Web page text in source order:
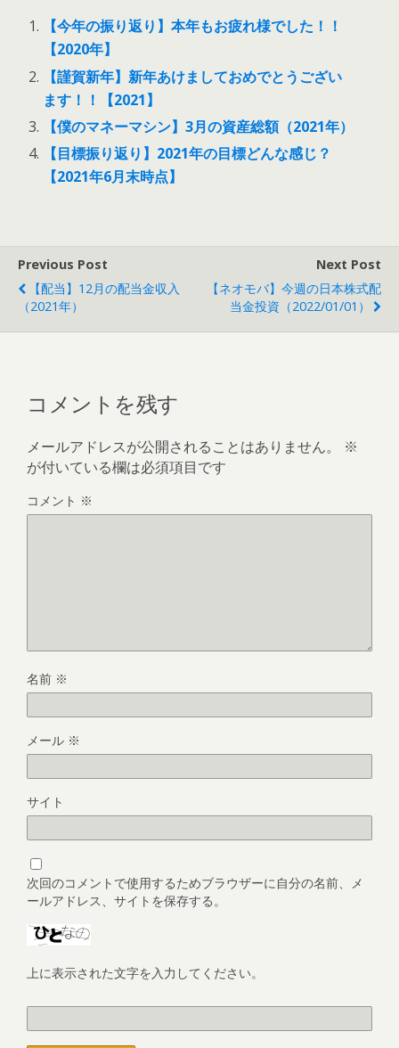
【今年の振り返り】本年もお疲れ様でした！！
【2020年】
【謹賀新年】新年あけましておめでとうござい
ます！！【2021】
【僕のマネーマシン】3月の資産総額（2021年）
【目標振り返り】2021年の目標どんな感じ？
【2021年6月末時点】
Previous Post
【配当】12月の配当金収入
（2021年）
Next Post
【ネオモバ】今週の日本株式配
当金投資（2022/01/01）
コメントを残す
メールアドレスが公開されることはありません。
※
が付いている欄は必須項目です
コメント ※
名前 ※
メール ※
サイト
次回のコメントで使用するためブラウザーに自分の名前、メ
ールアドレス、サイトを保存する。
上に表示された文字を入力してください。